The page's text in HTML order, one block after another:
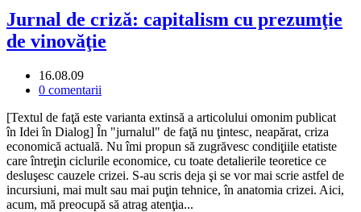
Jurnal de criză: capitalism cu prezumţie
de vinovăţie
16.08.09
0 comentarii
[Textul de faţă este varianta extinsă a articolului omonim publicat
în Idei în Dialog] În "jurnalul" de faţă nu ţintesc, neapărat, criza
economică actuală. Nu îmi propun să zugrăvesc condiţiile etatiste
care întreţin ciclurile economice, cu toate detalierile teoretice ce
desluşesc cauzele crizei. S-au scris deja şi se vor mai scrie astfel de
incursiuni, mai mult sau mai puţin tehnice, în anatomia crizei. Aici,
acum, mă preocupă să atrag atenţia...